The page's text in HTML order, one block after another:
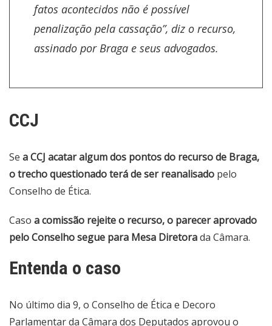
fatos acontecidos não é possível
penalização pela cassação”, diz o recurso,
assinado por Braga e seus advogados.
CCJ
Se a CCJ acatar algum dos pontos do recurso de Braga,
o trecho questionado terá de ser reanalisado pelo
Conselho de Ética.
Caso a comissão rejeite o recurso, o parecer aprovado
pelo Conselho segue para Mesa Diretorada Câmara.
Entenda o caso
No último dia 9, o Conselho de Ética e Decoro
Parlamentar da Câmara dos Deputados aprovou o